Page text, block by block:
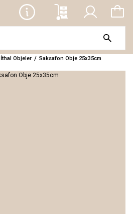
İthal Objeler Saksafon Obje 25x35cm